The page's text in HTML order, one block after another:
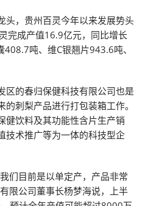
头，贵州百灵今年以来发展势头
完成产值16.9亿元，同比增长
吨、维C银翘片943.6吨、
区的春归保健科技有限公司也是
刺梨产品进行打包装箱工作。
健饮料及其功能性含片生产销
技术推广等为一体的科技型企
们目前是以单定产，产品非常
限公司董事长杨梦海说，上半